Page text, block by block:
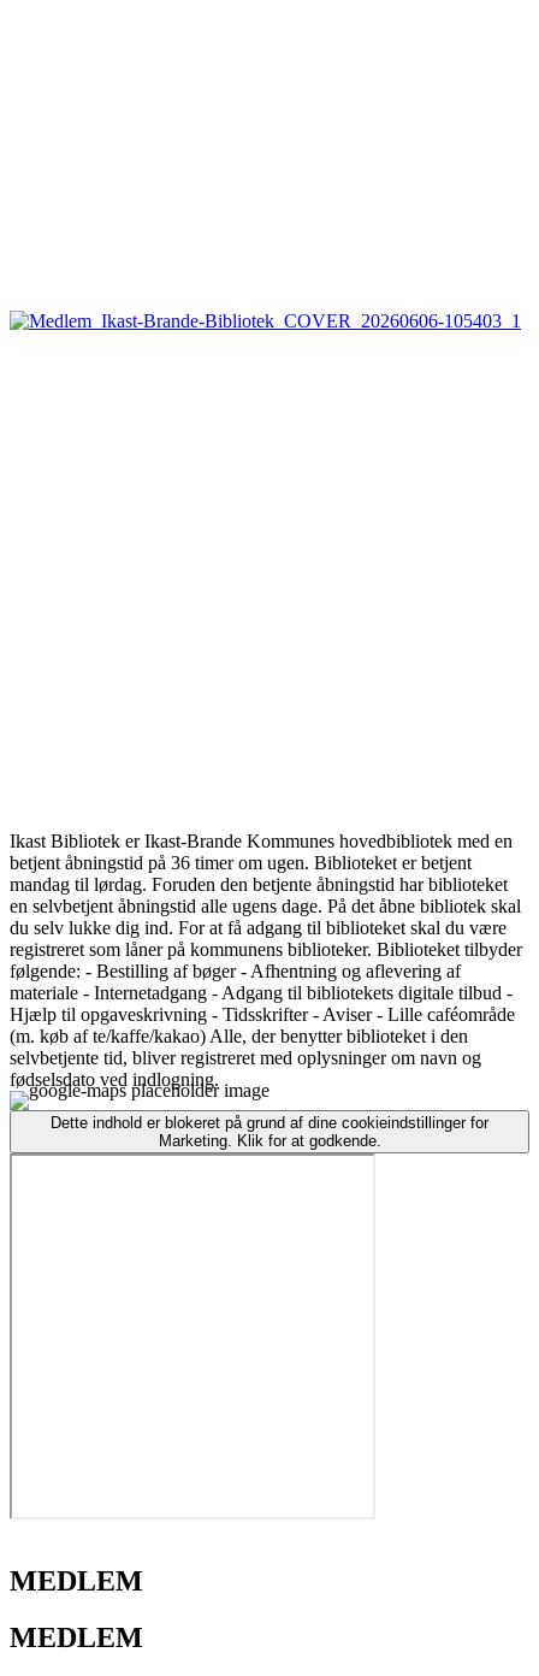
Ikast Bibliotek er Ikast-Brande Kommunes hovedbibliotek med en
betjent åbningstid på 36 timer om ugen. Biblioteket er betjent
mandag til lørdag. Foruden den betjente åbningstid har biblioteket
en selvbetjent åbningstid alle ugens dage. På det åbne bibliotek skal
du selv lukke dig ind. For at få adgang til biblioteket skal du være
registreret som låner på kommunens biblioteker. Biblioteket tilbyder
følgende: - Bestilling af bøger - Afhentning og aflevering af
materiale - Internetadgang - Adgang til bibliotekets digitale tilbud -
Hjælp til opgaveskrivning - Tidsskrifter - Aviser - Lille caféområde
(m. køb af te/kaffe/kakao) Alle, der benytter biblioteket i den
selvbetjente tid, bliver registreret med oplysninger om navn og
fødselsdato ved indlogning.
Dette indhold er blokeret på grund af dine cookieindstillinger for
Marketing. Klik for at godkende.
MEDLEM
MEDLEM